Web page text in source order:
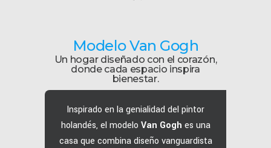
Modelo Van Gogh
Un hogar diseñado con el corazón,
donde cada espacio inspira
bienestar.
Inspirado en la genialidad del pintor
holandés, el modelo Van Gogh es una
casa que combina diseño vanguardista